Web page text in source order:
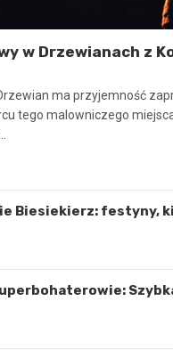
w Drzewianach z
ma przyjemność
tego malowniczego
Biesiekierz: festyny,